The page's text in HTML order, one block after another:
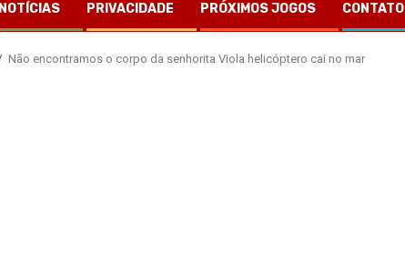
NOTÍCIAS PRIVACIDADE PRÓXIMOS JOGOS CONTATO
Não encontramos o corpo da senhorita Viola helicóptero cai no mar